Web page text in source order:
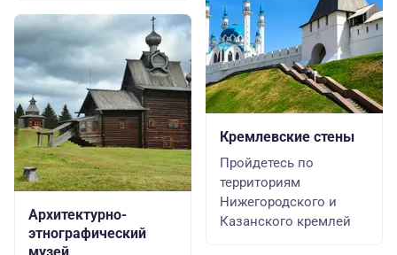
Архитектурно-
этнографический
Кремлевские стены
Пройдетесь по
территориям
Нижегородского и
Казанского кремлей